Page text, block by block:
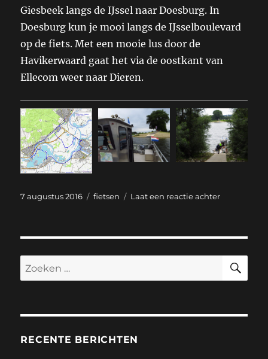
Giesbeek langs de IJssel naar Doesburg. In
Doesburg kun je mooi langs de IJsselboulevard
op de fiets. Met een mooie lus door de
Havikerwaard gaat het via de oostkant van
Ellecom weer naar Dieren.
Geplaatst
7 augustus 2016 Categorieën
fietsen Laat een reactie achterop
Doesburg
Dieren
Zoeken
naar:
RECENTE BERICHTEN